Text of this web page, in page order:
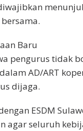
Baru
pengurus tidak
AD/ART
dijaga.
ESDM
agar seluruh